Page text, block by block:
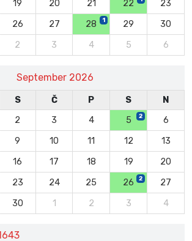
19 20 21 22
23
26 27 28 1 29
30
2 3 4 5 6
September 2026
S Č P S
N
2 3 4 5 2
6
9 10 11 12
13
16 17 18 19
20
23 24 25 26 2
27
30 1 2 3 4